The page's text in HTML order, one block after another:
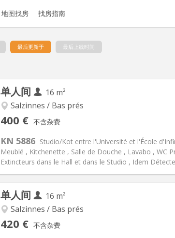
地图找房 找房指南
最后更新于 最后上线时间
单人间
16 m²
Salzinnes / Bas prés
400 € 不含杂费
KN 5886 Studio/Kot entre l'Université et l'École
Meublé , Kitchenette , Salle de Douche , Lavabo , WC
Extincteurs dans le Hall et dans le Studio , Idem
布局
浴室:独立
面积:16 m2
其他
氛围:学
单人间
16 m²
Salzinnes / Bas prés
420 € 不含杂费
面积:16 m2